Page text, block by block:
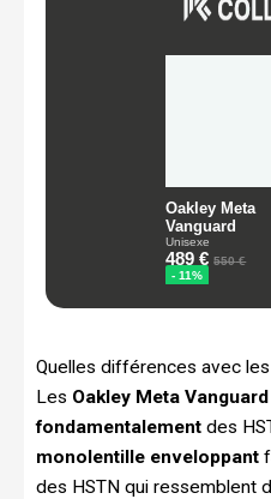
Quelles différences avec
Les Oakley Meta
fondamentalement des
monolentille enveloppant
des HSTN qui ressemblent